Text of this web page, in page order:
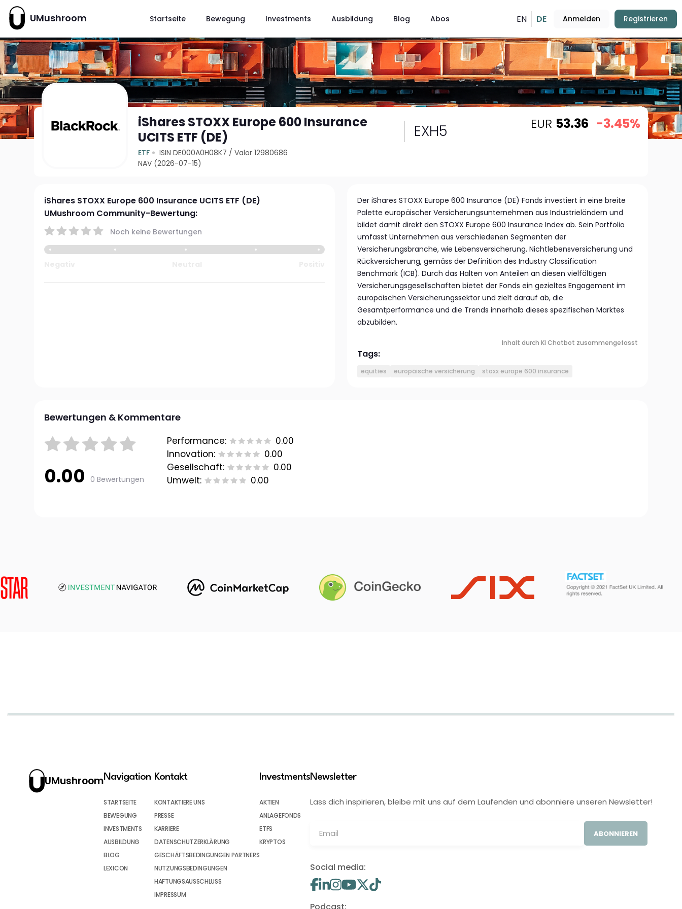
UMushroom Startseite Bewegung Investments Ausbildung Blog Abos EN DE Anmelden Registrieren
iShares STOXX Europe 600 Insurance
UCITS ETF (DE)
EXH5
ETF ISIN DE000A0H08K7 /Valor 12980686
NAV (2026-07-15)
EUR 53.36 -3.45%
iShares STOXX Europe 600 Insurance UCITS ETF (DE)
UMushroom Community-Bewertung:
Noch keine Bewertungen
Der iShares STOXX Europe 600 Insurance (DE) Fonds investiert in eine breite
Palette europäischer Versicherungsunternehmen aus Industrieländern und
bildet damit direkt den STOXX Europe 600 Insurance Index ab. Sein Portfolio
umfasst Unternehmen aus verschiedenen Segmenten der
Versicherungsbranche, wie Lebensversicherung, Nichtlebensversicherung und
Rückversicherung, gemäss der Definition des Industry Classification
Benchmark (ICB). Durch das Halten von Anteilen an diesen vielfältigen
Versicherungsgesellschaften bietet der Fonds ein gezieltes Engagement im
europäischen Versicherungssektor und zielt darauf ab, die
Gesamtperformance und die Trends innerhalb dieses spezifischen Marktes
abzubilden.
Inhalt durch KI Chatbot zusammengefasst
Tags:
equities europäische versicherung stoxx europe 600 insurance
Bewertungen & Kommentare
0.00 0 Bewertungen
Performance:
0.00
Innovation:
0.00
Gesellschaft:
0.00
Umwelt:
0.00
UMushroomNavigation
STARTSEITE
BEWEGUNG
INVESTMENTS
AUSBILDUNG
BLOG
LEXICON
Kontakt
KONTAKTIERE UNS
PRESSE
KARRIERE
DATENSCHUTZERKLÄRUNG
GESCHÄFTSBEDINGUNGEN PARTNERS
NUTZUNGSBEDINGUNGEN
HAFTUNGSAUSSCHLUSS
IMPRESSUM
Investments
AKTIEN
ANLAGEFONDS
ETFS
KRYPTOS
Newsletter
Lass dich inspirieren, bleibe mit uns auf dem Laufenden und abonniere unseren Newsletter!
ABONNIEREN
Social media: